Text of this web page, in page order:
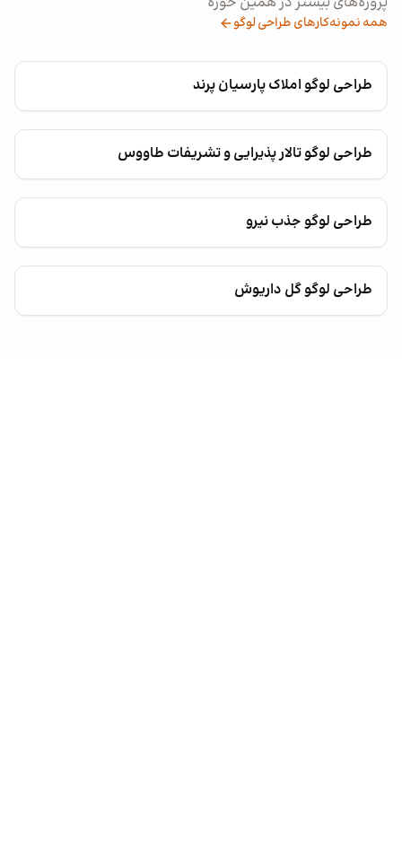
همه نمونه‌کارهای طراحی لوگو
طراحی لوگو املاک پارسیان پرند
طراحی لوگو تالار پذیرایی و تشریفات طاووس
طراحی لوگو جذب نیرو
طراحی لوگو گل داریوش